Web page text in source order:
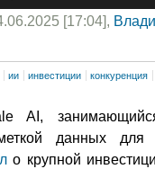
[17:04],
ии инвестиции конкуренция
AI,
данных
о крупной